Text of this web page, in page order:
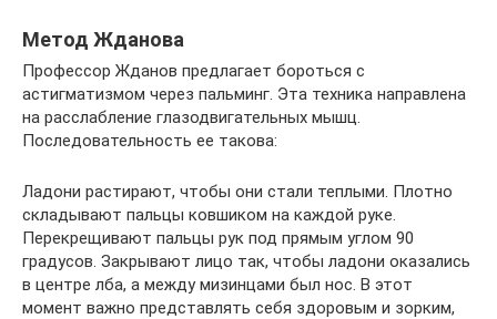
Метод Жданова
Профессор Жданов предлагает бороться с
астигматизмом через пальминг. Эта техника направлена
на расслабление глазодвигательных мышц.
Последовательность ее такова:
Ладони растирают, чтобы они стали теплыми. Плотно
складывают пальцы ковшиком на каждой руке.
Перекрещивают пальцы рук под прямым углом 90
градусов. Закрывают лицо так, чтобы ладони оказались
в центре лба, а между мизинцами был нос. В этот
момент важно представлять себя здоровым и зорким,